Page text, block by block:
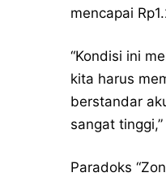
mencapai
“Kondisi ini
kita harus
berstandar
sangat
Paradoks